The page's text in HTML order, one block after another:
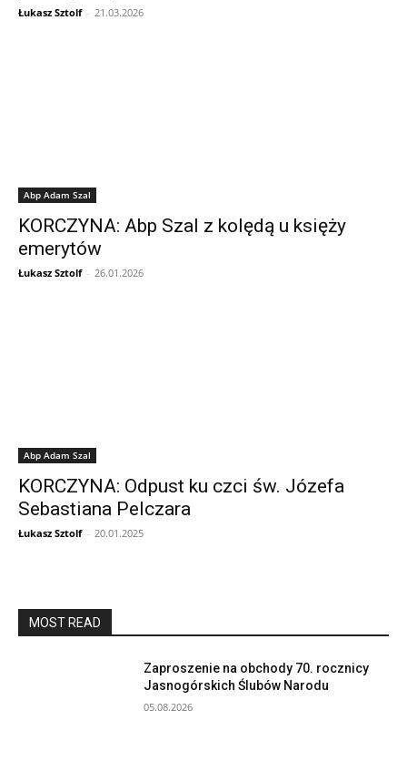
Łukasz Sztolf - 21.03.2026
Abp Adam Szal
KORCZYNA: Abp Szal z kolędą u księży
emerytów
Łukasz Sztolf - 26.01.2026
Abp Adam Szal
KORCZYNA: Odpust ku czci św. Józefa
Sebastiana Pelczara
Łukasz Sztolf - 20.01.2025
MOST READ
Zaproszenie na obchody 70. rocznicy
Jasnogórskich Ślubów Narodu
05.08.2026